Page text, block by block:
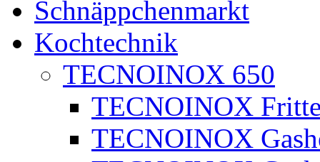
Schnäppchenmarkt
Kochtechnik
TECNOINOX 650
TECNOINOX
TECNOINOX